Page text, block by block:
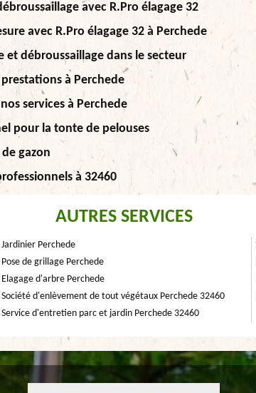
avec R.Pro élagage 32
avec R.Pro élagage 32 à Perchede
et débroussaillage dans le secteur
à Perchede
services à Perchede
pour la tonte de pelouses
gazon
à 32460
AUTRES SERVICES
Jardinier Perchede
Pose de grillage Perchede
Elagage d'arbre Perchede
Société d'enlèvement de tout végétaux Perchede 32460
Service d'entretien parc et jardin Perchede 32460